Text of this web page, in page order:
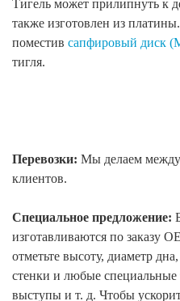
Тигель может прилипнуть к
также изготовлен из
поместив сапфировый диск
тигля.
Перевозки: Мы делаем
клиентов.
Специальное предложение:
изготавливаются по заказу
отметьте высоту, диаметр
стенки и любые специальные
выступы и т. д. Чтобы